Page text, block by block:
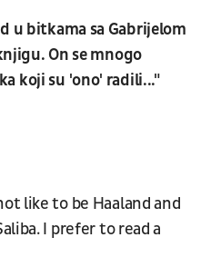
u bitkama sa Gabrijelom
On se mnogo
koji su 'ono' radili..."
like to be Haaland and
I prefer to read a